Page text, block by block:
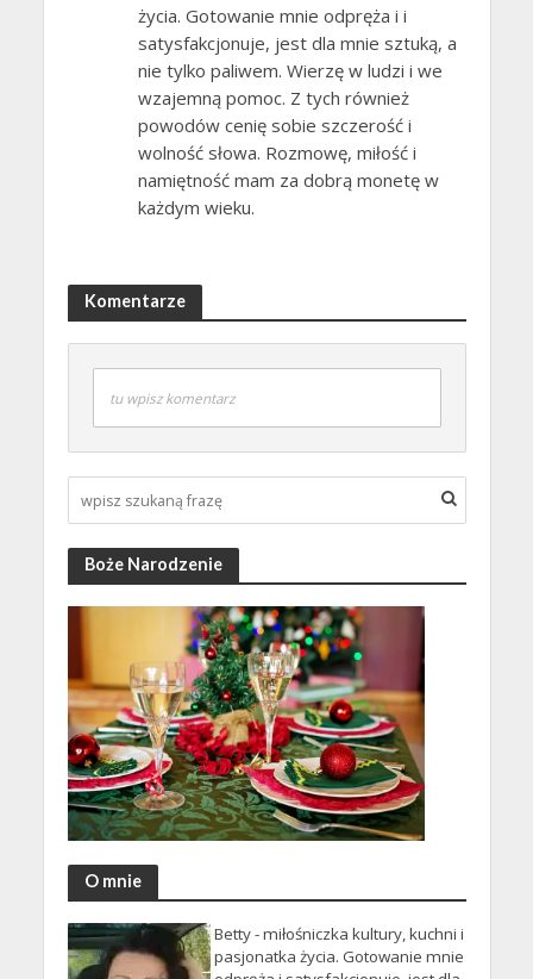
życia. Gotowanie mnie odpręża i i
satysfakcjonuje, jest dla mnie sztuką, a
nie tylko paliwem. Wierzę w ludzi i we
wzajemną pomoc. Z tych również
powodów cenię sobie szczerość i
wolność słowa. Rozmowę, miłość i
namiętność mam za dobrą monetę w
każdym wieku.
Komentarze
tu wpisz komentarz
Boże Narodzenie
O mnie
Betty - miłośniczka kultury, kuchni i
pasjonatka życia. Gotowanie mnie